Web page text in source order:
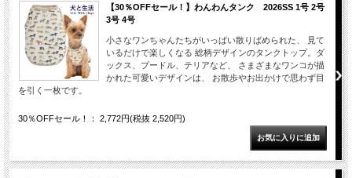
【30％OFFセール！】わんわんタンク 2026SS 1号 2号
3号 4号
小さなワンちゃんたちがいっぱい散りばめられた、 見て
いるだけで楽しくなる 総柄デザインのタンクトップ。ダ
ックス、プードル、テリアなど、 さまざまなワンコが描
かれた可愛いデザインは、 お散歩やお出かけで思わず目
を引く一枚です。
30％OFFセール！： 2,772円(税抜 2,520円)